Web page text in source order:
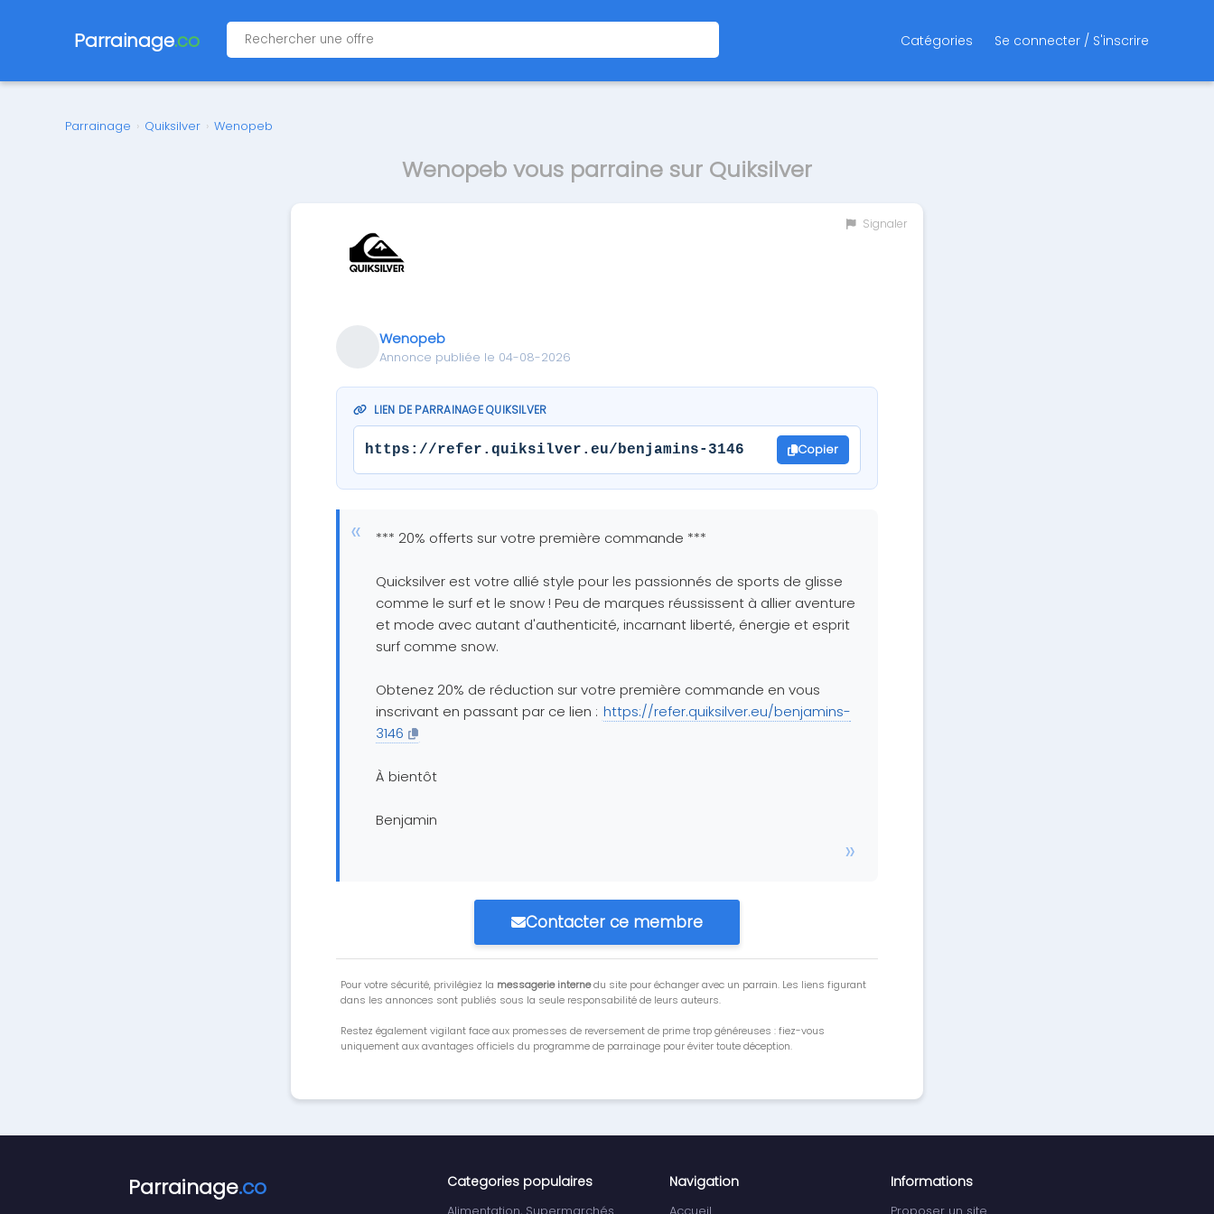
Parrainage.co Catégories Se connecter / S'inscrire
Parrainage › Quiksilver › Wenopeb
Wenopeb vous parraine sur Quiksilver
Signaler
Wenopeb
Annonce publiée le 04-08-2026
LIEN DE PARRAINAGE QUIKSILVER
https://refer.quiksilver.eu/benjamins-3146 Copier
*** 20% offerts sur votre première commande ***
Quicksilver est votre allié style pour les passionnés de sports de glisse
comme le surf et le snow ! Peu de marques réussissent à allier aventure
et mode avec autant d'authenticité, incarnant liberté, énergie et esprit
surf comme snow.
Obtenez 20% de réduction sur votre première commande en vous
inscrivant en passant par ce lien : https://refer.quiksilver.eu/benjamins-
3146
À bientôt
Benjamin
Contacter ce membre
Pour votre sécurité, privilégiez la messagerie internedu site pour échanger avec un parrain. Les liens figurant
dans les annonces sont publiés sous la seule responsabilité de leurs auteurs.
Restez également vigilant face aux promesses de reversement de prime trop généreuses : fiez-vous
uniquement aux avantages officiels du programme de parrainage pour éviter toute déception.
Parrainage.co Categories populaires Navigation Informations